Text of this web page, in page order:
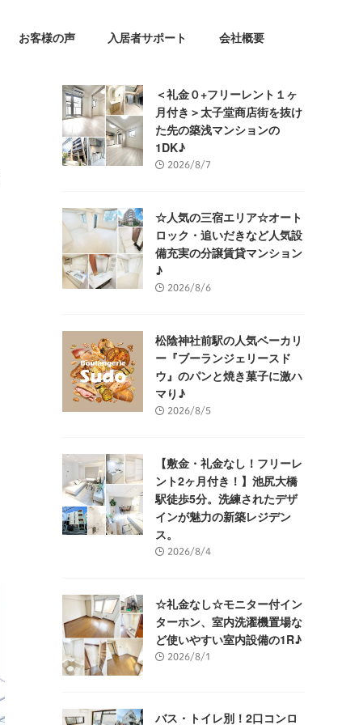
お客様の声 入居者サポート 会社概要
＜礼金０+フリーレント１ヶ
月付き＞太子堂商店街を抜け
た先の築浅マンションの
1DK♪
2026/8/7
☆人気の三宿エリア☆オート
ロック・追いだきなど人気設
備充実の分譲賃貸マンション
♪
2026/8/6
松陰神社前駅の人気ベーカリ
ー『ブーランジェリースド
ウ』のパンと焼き菓子に激ハ
マり♪
2026/8/5
【敷金・礼金なし！フリーレ
ント2ヶ月付き！】池尻大橋
駅徒歩5分。洗練されたデザ
インが魅力の新築レジデン
ス。
2026/8/4
☆礼金なし☆モニター付イン
ターホン、室内洗濯機置場な
ど使いやすい室内設備の1R♪
2026/8/1
バス・トイレ別！2口コンロ